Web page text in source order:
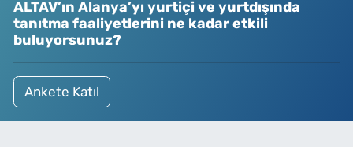
ALTAV’ın Alanya’yı yurtiçi ve yurtdışında
tanıtma faaliyetlerini ne kadar etkili
buluyorsunuz?
Ankete Katıl